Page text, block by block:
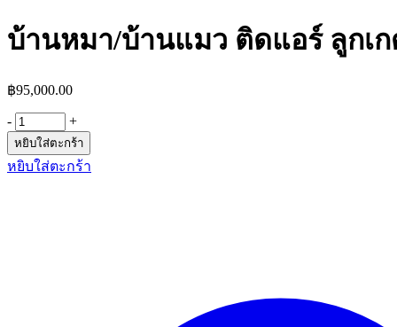
บ้านหมา/บ้านแมว ติดแอร์ ลูกเก
฿95,000.00
- +
หยิบใส่ตะกร้า
หยิบใส่ตะกร้า